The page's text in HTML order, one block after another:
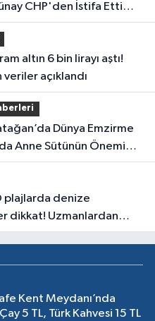
CHP'den İstifa Etti
Katıldı
veriler açıklandı
Anne Sütünün Önemi
dikkat! Uzmanlardan
geldi
Kent Meydanı’nda
5 TL, Türk Kahvesi 15 TL